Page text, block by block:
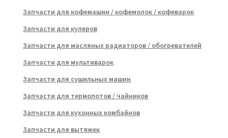
Запчасти для кофемашин / кофемолок / кофеварок
Запчасти для кулеров
Запчасти для масляных радиаторов / обогревателей
Запчасти для мультиварок
Запчасти для сушильных машин
Запчасти для термопотов / чайников
Запчасти для кухонных комбайнов
Запчасти для вытяжек